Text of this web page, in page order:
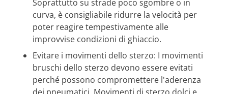
Soprattutto su strade poco sgombre o in
curva, è consigliabile ridurre la velocità per
poter reagire tempestivamente alle
improvvise condizioni di ghiaccio.
Evitare i movimenti dello sterzo: I movimenti
bruschi dello sterzo devono essere evitati
perché possono compromettere l'aderenza
dei pneumatici. Movimenti di sterzo dolci e